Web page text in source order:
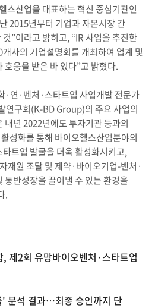
스산업을 대표하는 혁신 중심기관인
2015년부터 기업과 자본시장 간
”이라고 밝히고, “IR 사업을 추진한
사의 기업설명회를 개최하여 업계 및
응을 받은 바 있다”고 밝혔다.
·연·벤처·스타트업 사업개발 전문가
연구회(K-BD Group)의 주요 사업의
내년 2022년에도 투자기관 등과의
성화를 통해 바이오헬스산업분야의
트업 발굴을 더욱 활성화시키고,
재원 조달 및 제약·바이오기업-벤처·
반성장을 끌어낼 수 있는 환경을
.
제2회 유망바이오벤처·스타트업
분석 결과…최종 승인까지 단